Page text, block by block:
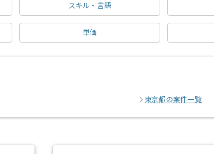
スキル・言語
単価
東京都の案件一覧